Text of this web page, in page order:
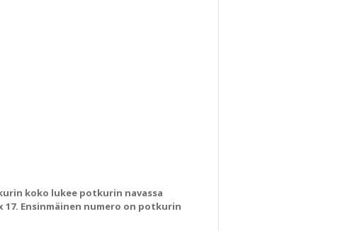
koko lukee potkurin navassa
17. Ensinmäinen numero on potkurin